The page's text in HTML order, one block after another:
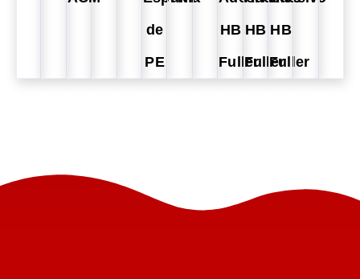
de
PE
HB
Fuller
HB
Fuller
HB
Fuller